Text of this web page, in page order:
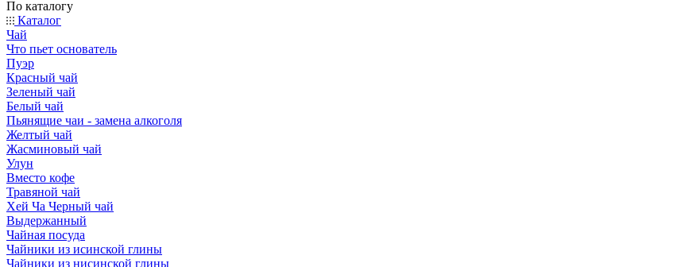
По каталогу
Каталог
Чай
Что пьет основатель
Пуэр
Красный чай
Зеленый чай
Белый чай
Пьянящие чаи - замена алкоголя
Желтый чай
Жасминовый чай
Улун
Вместо кофе
Травяной чай
Хей Ча Черный чай
Выдержанный
Чайная посуда
Чайники из исинской глины
Чайники из нисинской глины